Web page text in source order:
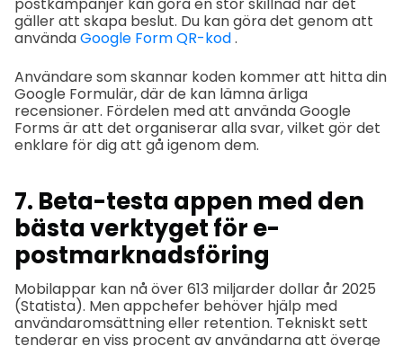
gäller att skapa beslut. Du kan göra det genom att
användaGoogle Form QR-kod.
Användare som skannar koden kommer att hitta din
Google Formulär, där de kan lämna ärliga
recensioner. Fördelen med att använda Google
Forms är att det organiserar alla svar, vilket gör det
enklare för dig att gå igenom dem.
7. Beta-testa appen med den
bästa verktyget för e-
postmarknadsföring
Mobilappar kan nå över 613 miljarder dollar år 2025
(Statista). Men appchefer behöver hjälp med
användaromsättning eller retention. Tekniskt sett
tenderar en viss procent av användarna att överge